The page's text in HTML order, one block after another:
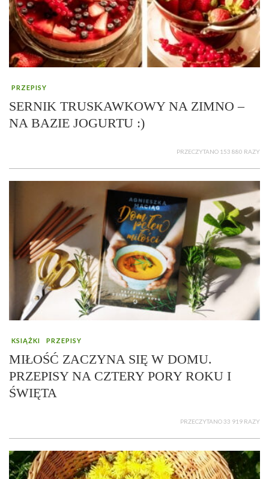
PRZEPISY
SERNIK TRUSKAWKOWY NA ZIMNO –
NA BAZIE JOGURTU :)
PRZECZYTANO 153 880 RAZY
KSIĄŻKI PRZEPISY
MIŁOŚĆ ZACZYNA SIĘ W DOMU.
PRZEPISY NA CZTERY PORY ROKU I
ŚWIĘTA
PRZECZYTANO 33 919 RAZY